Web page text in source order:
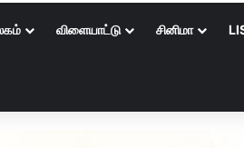
விளையாட்டு சினிமா